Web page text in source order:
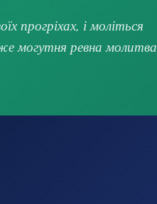
прогріхах, і моліться
могутня ревна молитва